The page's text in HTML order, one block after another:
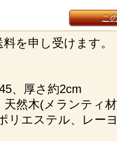
こ
を申し受けます。
、厚さ約2cm
天然木(メランティ
リエステル、レー